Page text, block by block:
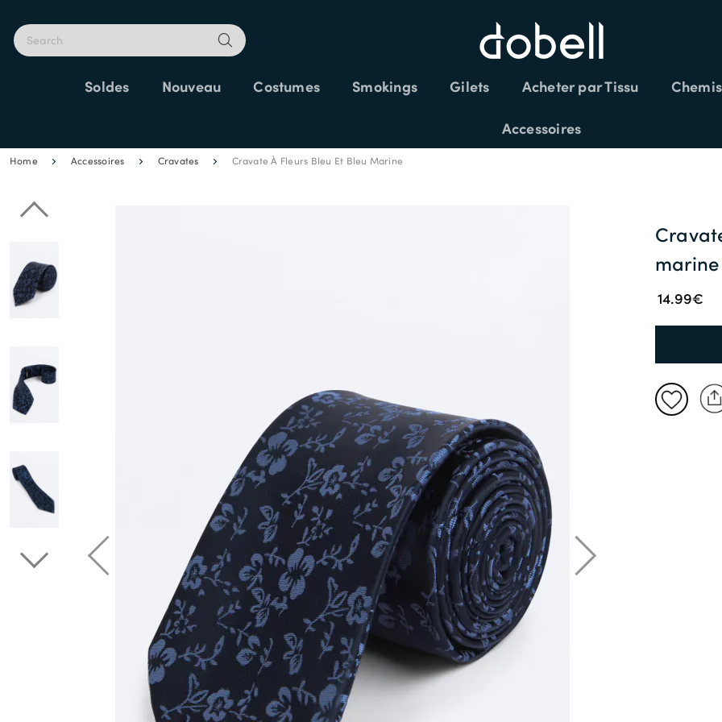
Soldes Nouveau Costumes Smokings Gilets Acheter par Tissu
Accessoires
25% SUPPLÉMENTAIRES SUR LES SOLDES CODE:
Home Accessoires Cravates Cravate À Fleurs Bleu Et Bleu Marine
14.99€
marine